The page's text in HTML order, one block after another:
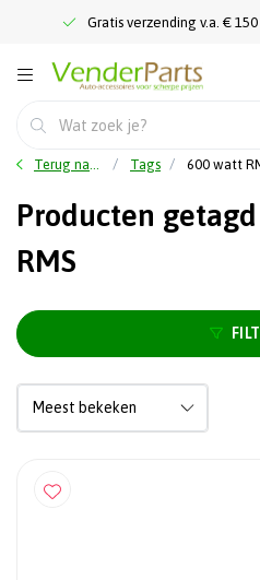
Gratis verzending v.a. €
Terug naar home Tags 600 watt
Producten
RMS